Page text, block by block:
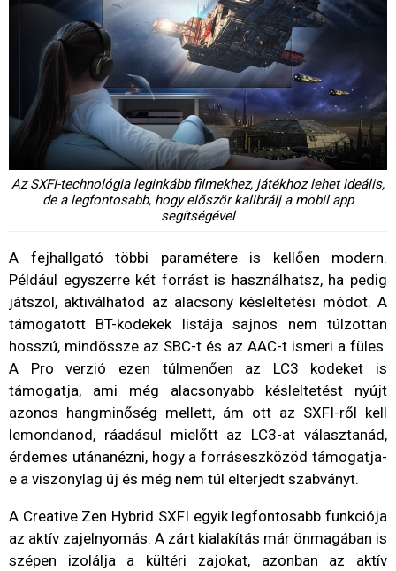
Az SXFI-technológia leginkább filmekhez, játékhoz lehet ideális,
de a legfontosabb, hogy először kalibrálj a mobil app
segítségével
A fejhallgató többi paramétere is kellően modern.
Például egyszerre két forrást is használhatsz, ha pedig
játszol, aktiválhatod az alacsony késleltetési módot. A
támogatott BT-kodekek listája sajnos nem túlzottan
hosszú, mindössze az SBC-t és az AAC-t ismeri a füles.
A Pro verzió ezen túlmenően az LC3 kodeket is
támogatja, ami még alacsonyabb késleltetést nyújt
azonos hangminőség mellett, ám ott az SXFI-ről kell
lemondanod, ráadásul mielőtt az LC3-at választanád,
érdemes utánanézni, hogy a forráseszközöd támogatja-
e a viszonylag új és még nem túl elterjedt szabványt.
A Creative Zen Hybrid SXFI egyik legfontosabb funkciója
az aktív zajelnyomás. A zárt kialakítás már önmagában is
szépen izolálja a kültéri zajokat, azonban az aktív